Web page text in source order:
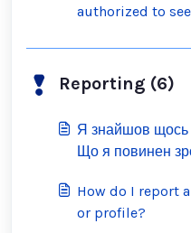
authorized to
Reporting (6)
Я знайшов щось
Що я повинен
How do I report
or profile?